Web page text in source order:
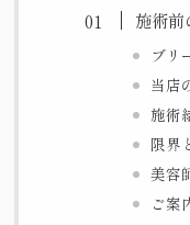
施術
ブリ
当店
施術
限界
美容
ご案